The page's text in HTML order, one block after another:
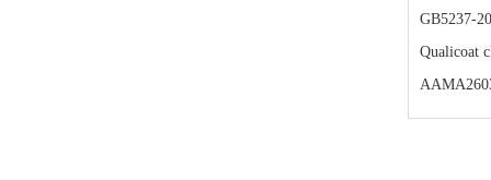
GB5237-
Qualicoat